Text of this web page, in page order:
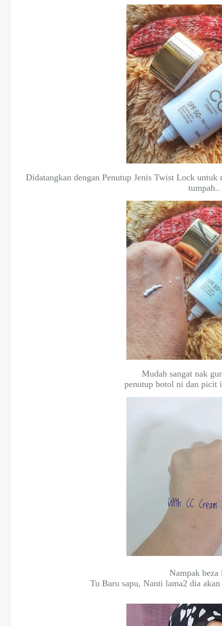
Didatangkan dengan Penutup Jenis Twist Lockuntuk
Mudah sangat nak
penutup botol ni dan picit
Nampak
Tu Baru sapu, Nanti lama2 dia